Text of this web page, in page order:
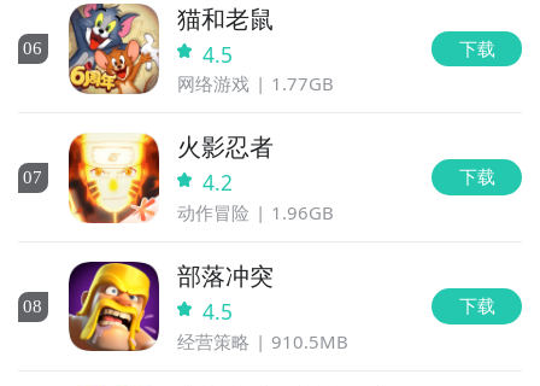
06
猫和老鼠
4.5
网络游戏 1.77GB
下载
07
火影忍者
4.2
动作冒险 1.96GB
下载
08
部落冲突
4.5
经营策略 910.5MB
下载